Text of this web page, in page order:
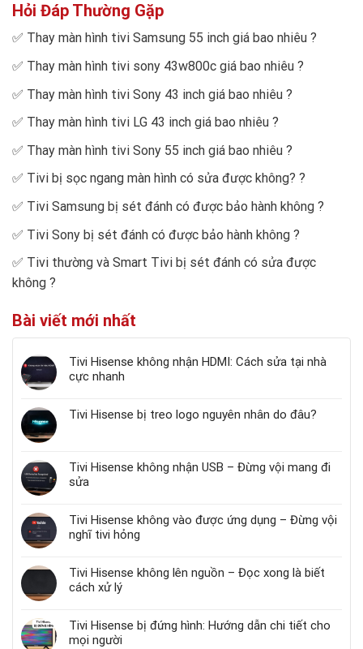
Hỏi Đáp Thường Gặp
✅ Thay màn hình tivi Samsung 55 inch giá bao nhiêu ?
✅ Thay màn hình tivi sony 43w800c giá bao nhiêu ?
✅ Thay màn hình tivi Sony 43 inch giá bao nhiêu ?
✅ Thay màn hình tivi LG 43 inch giá bao nhiêu ?
✅ Thay màn hình tivi Sony 55 inch giá bao nhiêu ?
✅ Tivi bị sọc ngang màn hình có sửa được không? ?
✅ Tivi Samsung bị sét đánh có được bảo hành không ?
✅ Tivi Sony bị sét đánh có được bảo hành không ?
✅ Tivi thường và Smart Tivi bị sét đánh có sửa được
không ?
Bài viết mới nhất
Tivi Hisense không nhận HDMI: Cách sửa tại nhà
cực nhanh
Tivi Hisense bị treo logo nguyên nhân do đâu?
Tivi Hisense không nhận USB – Đừng vội mang đi
sửa
Tivi Hisense không vào được ứng dụng – Đừng vội
nghĩ tivi hỏng
Tivi Hisense không lên nguồn – Đọc xong là biết
cách xử lý
Tivi Hisense bị đứng hình: Hướng dẫn chi tiết cho
mọi người